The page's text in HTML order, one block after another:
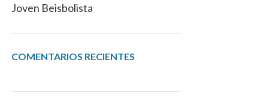
Joven Beisbolista
COMENTARIOS RECIENTES